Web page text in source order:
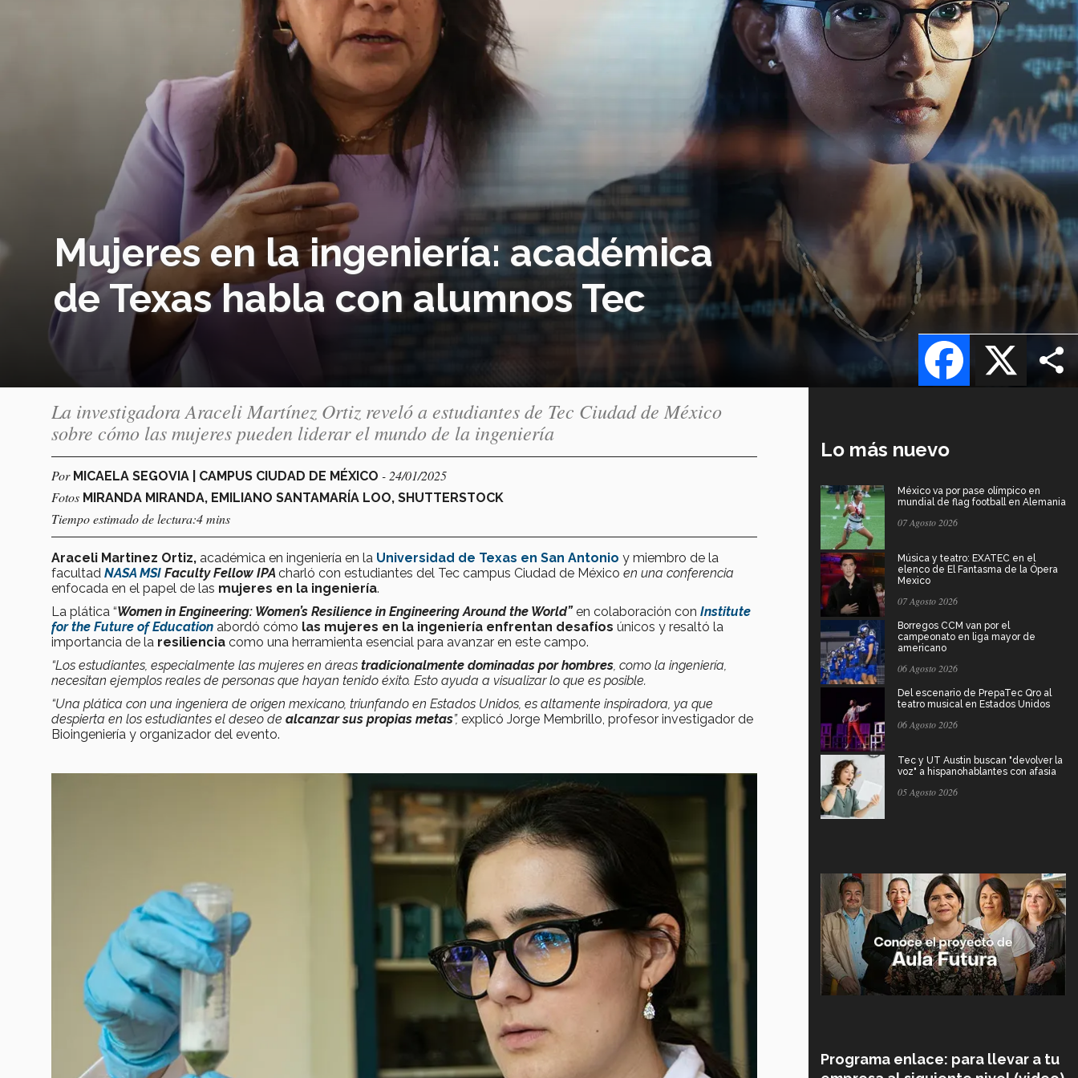
Mujeres en la ingeniería: académica
de Texas habla con alumnos Tec
X
Facebook
La investigadora Araceli Martínez Ortiz reveló a estudiantes de Tec Ciudad de México
sobre cómo las mujeres pueden liderar el mundo de la ingeniería
Por MICAELA SEGOVIA | CAMPUS CIUDAD DE MÉXICO - 24/01/2025
Fotos MIRANDA MIRANDA, EMILIANO SANTAMARÍA LOO, SHUTTERSTOCK
Tiempo estimado de lectura:4 mins
Araceli Martinez Ortiz, académica en ingeniería en la Universidad de Texas en San Antonio y miembro de la
facultad NASA MSI Faculty Fellow IPA charló con estudiantes del Tec campus Ciudad de México en una conferencia
enfocada en el papel de las mujeres en la ingeniería.
La plática “Women in Engineering: Women’s Resilience in Engineering Around the World”en colaboración con Institute
for the Future of Education abordó cómo las mujeres en la ingeniería enfrentan desafíos únicos y resaltó la
importancia de la resiliencia como una herramienta esencial para avanzar en este campo.
“Los estudiantes, especialmente las mujeres en áreas tradicionalmente dominadas por hombres , como la ingeniería,
necesitan ejemplos reales de personas que hayan tenido éxito. Esto ayuda a visualizar lo que es posible.
“Una plática con una ingeniera de origen mexicano, triunfando en Estados Unidos, es altamente inspiradora, ya que
despierta en los estudiantes el deseo de alcanzar sus propias metas”, explicó Jorge Membrillo, profesor investigador de
Bioingeniería y organizador del evento.
Lo más nuevo
México va por pase olímpico en
mundial de flag football en Alemania
07 Agosto 2026
Música y teatro: EXATEC en el
elenco de El Fantasma de la Ópera
Mexico
07 Agosto 2026
Borregos CCM van por el
campeonato en liga mayor de
americano
06 Agosto 2026
Del escenario de PrepaTec Qro al
teatro musical en Estados Unidos
06 Agosto 2026
Tec y UT Austin buscan "devolver la
voz" a hispanohablantes con afasia
05 Agosto 2026
Programa enlace: para llevar a tu